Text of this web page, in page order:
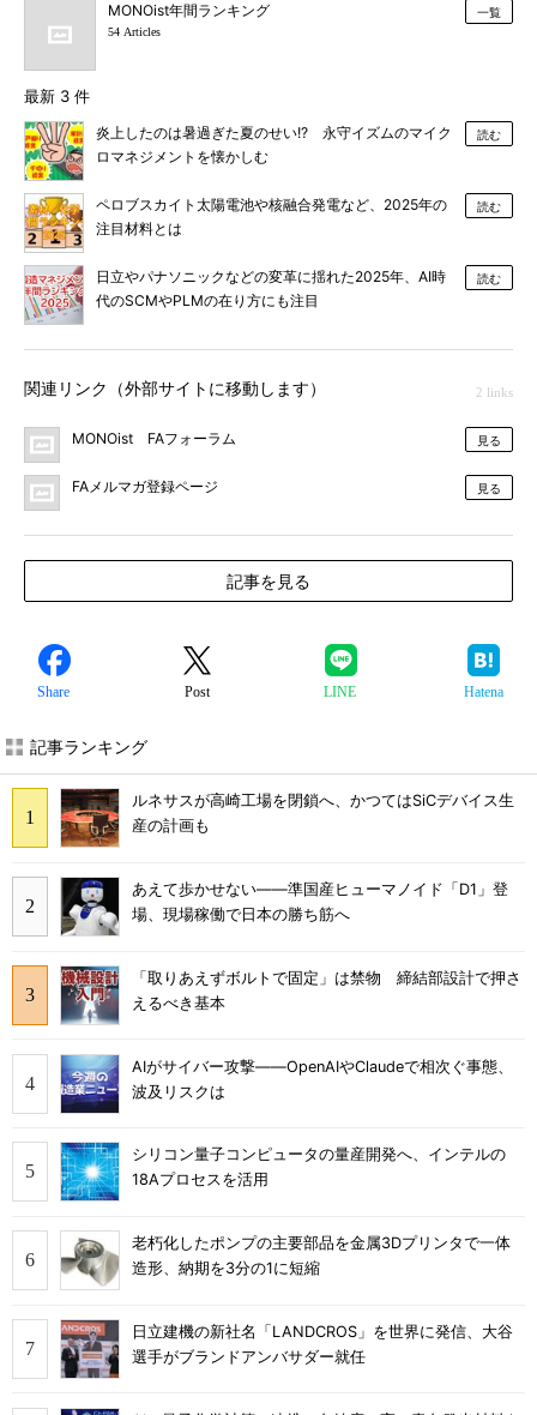
MONOist年間ランキング
54 Articles
一覧
最新 3 件
炎上したのは暑過ぎた夏のせい!? 永守イズムのマイク
ロマネジメントを懐かしむ
読む
ペロブスカイト太陽電池や核融合発電など、2025年の
注目材料とは
読む
日立やパナソニックなどの変革に揺れた2025年、AI時
代のSCMやPLMの在り方にも注目
読む
関連リンク（外部サイトに移動します） 2 links
MONOist FAフォーラム 見る
FAメルマガ登録ページ 見る
記事を見る
Share Post LINE Hatena
記事ランキング
ルネサスが高崎工場を閉鎖へ、かつてはSiCデバイス生
産の計画も
あえて歩かせない――準国産ヒューマノイド「D1」登
場、現場稼働で日本の勝ち筋へ
「取りあえずボルトで固定」は禁物 締結部設計で押さ
えるべき基本
AIがサイバー攻撃――OpenAIやClaudeで相次ぐ事態、
波及リスクは
シリコン量子コンピュータの量産開発へ、インテルの
18Aプロセスを活用
老朽化したポンプの主要部品を金属3Dプリンタで一体
造形、納期を3分の1に短縮
日立建機の新社名「LANDCROS」を世界に発信、大谷
選手がブランドアンバサダー就任